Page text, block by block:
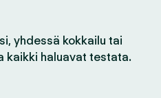
yhdessä kokkailu tai
kaikki haluavat testata.